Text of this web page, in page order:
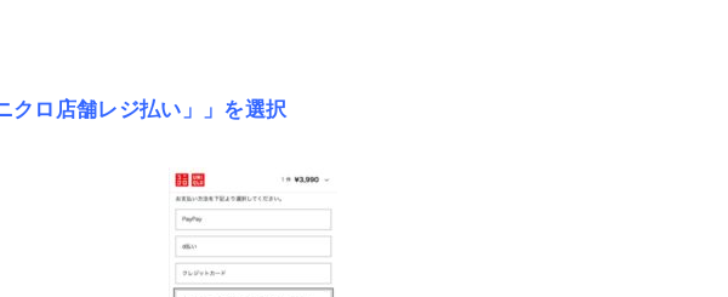
ロ店舗レジ払い」」を選択